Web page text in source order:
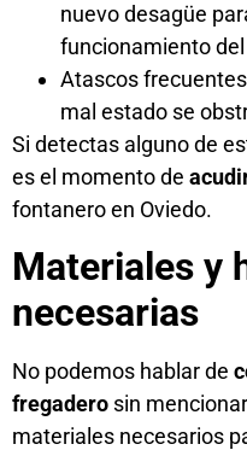
nuevo desagüe
funcionamiento
Atascos
mal estado se
Si detectas alguno de
es el momento de
fontanero en Oviedo.
Materiales y
necesarias
No podemos hablar de
fregadero sin
materiales necesarios